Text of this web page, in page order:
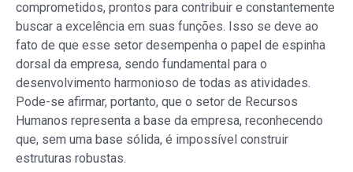
comprometidos, prontos para contribuir e constantemente
buscar a excelência em suas funções. Isso se deve ao
fato de que esse setor desempenha o papel de espinha
dorsal da empresa, sendo fundamental para o
desenvolvimento harmonioso de todas as atividades.
Pode-se afirmar, portanto, que o setor de Recursos
Humanos representa a base da empresa, reconhecendo
que, sem uma base sólida, é impossível construir
estruturas robustas.